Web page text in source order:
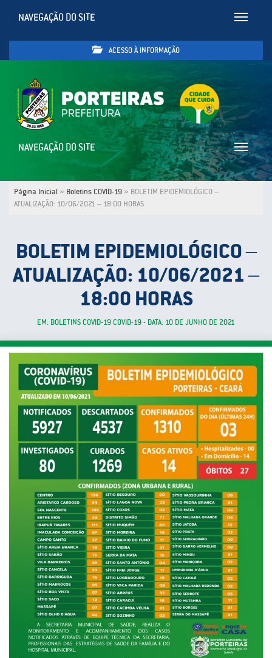
Toggle
NAVEGAÇÃO DO SITE
ACESSO À INFORMAÇÃO
Toggle
NAVEGAÇÃO DO SITE
Página Inicial » Boletins COVID-19 » BOLETIM EPIDEMIOLÓGICO –
ATUALIZAÇÃO: 10/06/2021 – 18:00 HORAS
BOLETIM EPIDEMIOLÓGICO –
ATUALIZAÇÃO: 10/06/2021 –
18:00 HORAS
EM: BOLETINS COVID-19 COVID-19 - DATA: 10 DE JUNHO DE 2021